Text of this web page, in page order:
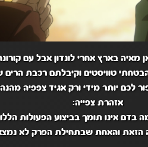
מאיה בארץ אחרי לונדון אבל עם
טוויסטים וקיבלתם רכבת הרים
לכם יותר מידי ורק אגיד צפפיה
אזהרת צפייה:
בדם אינו תומך בביצוע הפעולות
הזאת והאחת שבתחילת הפרק לא